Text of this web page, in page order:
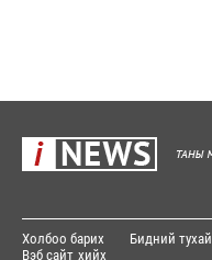
Холбоо барих Бидний тухай
Вэб сайт хийх